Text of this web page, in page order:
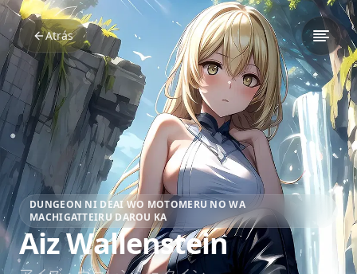
Atrás
DUNGEON NI DEAI WO MOTOMERU NO WA
MACHIGATTEIRU DAROU KA
Aiz Wallenstein